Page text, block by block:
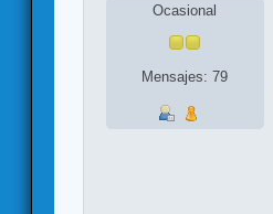
Ocasional
Mensajes: 79